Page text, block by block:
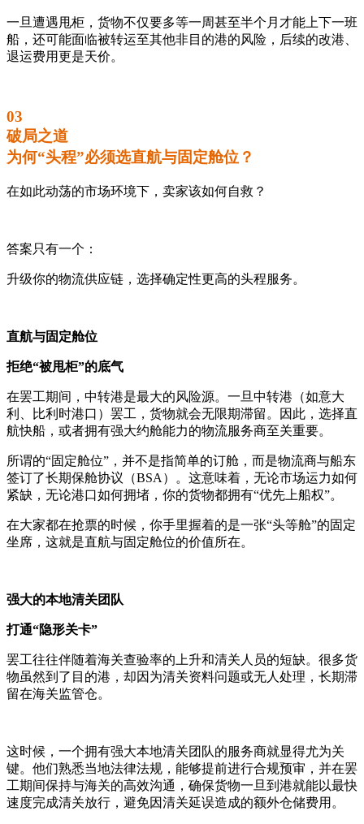
一旦遭遇甩柜，货物不仅要多等一周甚至半个月才能上下一班
船，还可能面临被转运至其他非目的港的风险，后续的改港、
退运费用更是天价。
03
破局之道
为何“头程”必须选直航与固定舱位？
在如此动荡的市场环境下，卖家该如何自救？
答案只有一个：
升级你的物流供应链，选择确定性更高的头程服务。
直航与固定舱位
拒绝“被甩柜”的底气
在罢工期间，中转港是最大的风险源。一旦中转港（如意大
利、比利时港口）罢工，货物就会无限期滞留。因此，选择直
航快船，或者拥有强大约舱能力的物流服务商至关重要。
所谓的“固定舱位”，并不是指简单的订舱，而是物流商与船东
签订了长期保舱协议（BSA）。这意味着，无论市场运力如何
紧缺，无论港口如何拥堵，你的货物都拥有“优先上船权”。
在大家都在抢票的时候，你手里握着的是一张“头等舱”的固定
坐席，这就是直航与固定舱位的价值所在。
强大的本地清关团队
打通“隐形关卡”
罢工往往伴随着海关查验率的上升和清关人员的短缺。很多货
物虽然到了目的港，却因为清关资料问题或无人处理，长期滞
留在海关监管仓。
这时候，一个拥有强大本地清关团队的服务商就显得尤为关
键。他们熟悉当地法律法规，能够提前进行合规预审，并在罢
工期间保持与海关的高效沟通，确保货物一旦到港就能以最快
速度完成清关放行，避免因清关延误造成的额外仓储费用。